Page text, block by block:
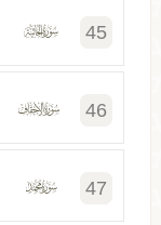
45
46
47